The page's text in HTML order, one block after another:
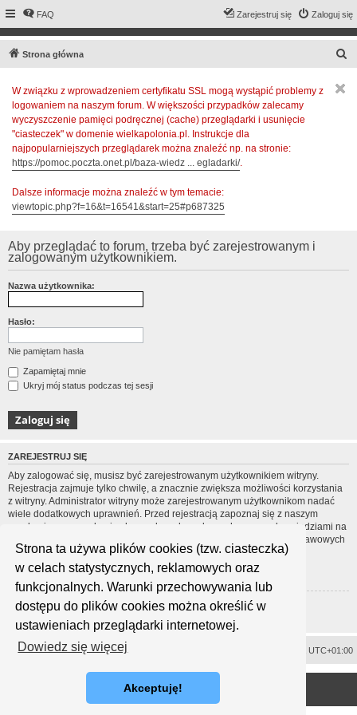
Strona ta używa plików cookies (tzw. ciasteczka)
w celach statystycznych, reklamowych oraz
funkcjonalnych. Warunki przechowywania lub
dostępu do plików cookies można określić w
ustawieniach przeglądarki internetowej.
Dowiedz się więcej
Akceptuję!
FAQ Zaloguj się
Zarejestruj się
Strona główna
W związku z wprowadzeniem certyfikatu SSL mogą wystąpić problemy z
logowaniem na naszym forum. W większości przypadków zalecamy
wyczyszczenie pamięci podręcznej (cache) przeglądarki i usunięcie
"ciasteczek" w domenie wielkapolonia.pl. Instrukcje dla
najpopularniejszych przeglądarek można znaleźć np. na stronie:
https://pomoc.poczta.onet.pl/baza-wiedz ... egladarki/.
Dalsze informacje można znaleźć w tym temacie:
viewtopic.php?f=16&t=16541&start=25#p687325
Aby przeglądać to forum, trzeba być zarejestrowanym i
zalogowanym użytkownikiem.
Nazwa użytkownika:
Hasło:
Nie pamiętam hasła
Zapamiętaj mnie
Ukryj mój status podczas tej sesji
ZAREJESTRUJ SIĘ
Aby zalogować się, musisz być zarejestrowanym użytkownikiem witryny.
Rejestracja zajmuje tylko chwilę, a znacznie zwiększa możliwości korzystania
z witryny. Administrator witryny może zarejestrowanym użytkownikom nadać
wiele dodatkowych uprawnień. Przed rejestracją zapoznaj się z naszym
regulaminem, zasadami ochrony danych osobowych oraz z odpowiedziami na
często zadawane pytania (FAQ), gdzie jest wyjaśnionych wiele podstawowych
zagadnień dotyczących funkcjonowania witryny.
Regulamin|Zasady ochrony danych osobowych
Zarejestruj się
UTC+01:00
® Forum Software © phpBB Limited
Polski pakiet językowy dostarczaphpBB.pl